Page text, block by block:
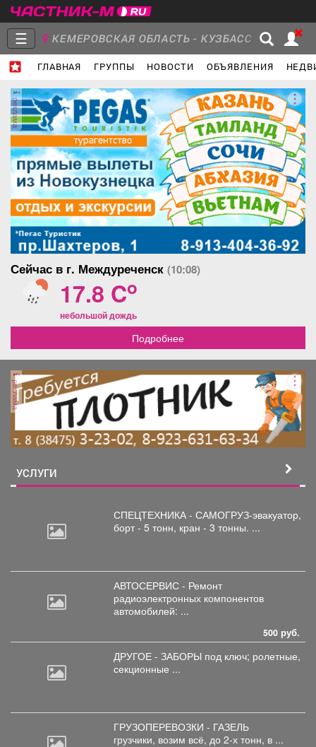
☰ КЕМЕРОВСКАЯ ОБЛАСТЬ - КУЗБАСС
ГЛАВНАЯ ГРУППЫ НОВОСТИ ОБЪЯВЛЕНИЯ
Главная
Группы Новости
Объявления Недвижимость Услуги
Работа Транспорт Компании
Афиша Обучение Проекты
Товары Поздравления Погода
ТВ программа Я - пенсионер
реклама
Сейчас в г. Междуреченск (10:08)
17.8 Co
небольшой дождь
Подробнее
реклама
УСЛУГИ
СПЕЦТЕХНИКА - САМОГРУЗ-эвакуатор,
борт - 5 тонн, кран - 3 тонны. ...
АВТОСЕРВИС - Ремонт
радиоэлектронных компонентов
автомобилей: ...
500 руб.
ДРУГОЕ - ЗАБОРЫ под ключ; ролетные,
секционные ...
ГРУЗОПЕРЕВОЗКИ - ГАЗЕЛЬ
грузчики, возим всё, до 2-х тонн, в ...